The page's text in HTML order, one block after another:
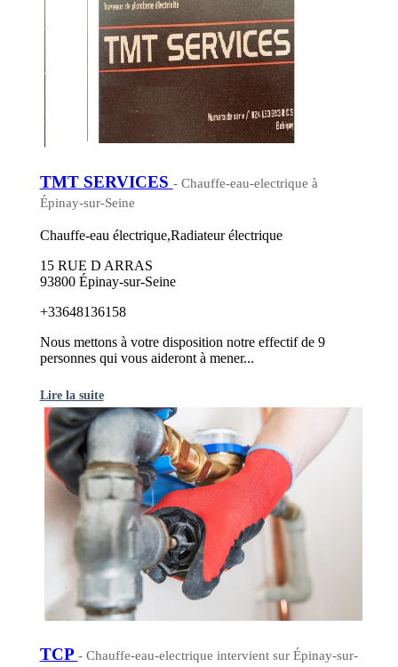
TMT SERVICES - Chauffe-eau-electrique à
Épinay-sur-Seine
Chauffe-eau électrique,Radiateur électrique
15 RUE D ARRAS
93800 Épinay-sur-Seine
+33648136158
Nous mettons à votre disposition notre effectif de 9
personnes qui vous aideront à mener...
Lire la suite
TCP - Chauffe-eau-electrique intervient sur Épinay-sur-